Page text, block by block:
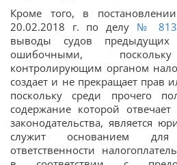
Кроме того, в
20.02.2018 г. по делу № 813/
выводы судов предыдущих
ошибочными, поскольку
контролирующим органом
создает и не прекращает прав
поскольку среди прочего
содержание которой
законодательства, является
служит основанием
ответственности